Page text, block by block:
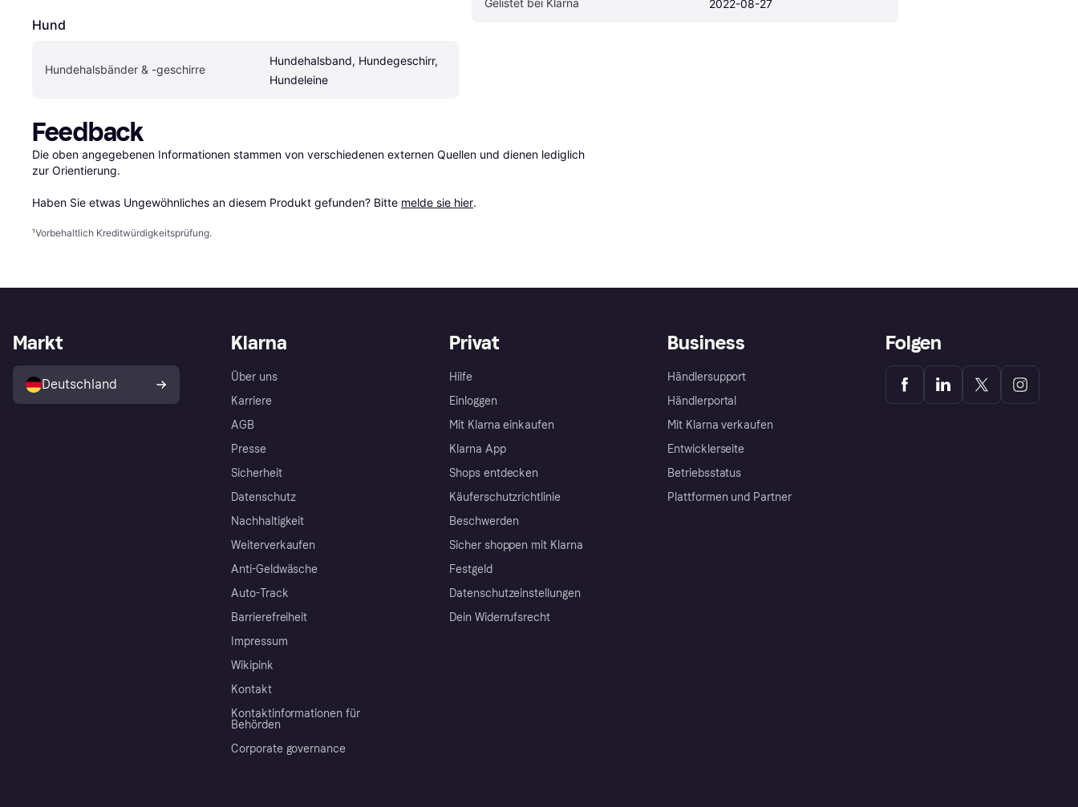
Hund
Hundehalsbänder & -geschirre
Hundehalsband, Hundegeschirr,
Hundeleine
2022-08-27
Feedback
Die oben angegebenen Informationen stammen von verschiedenen externen Quellen und dienen lediglich
zur Orientierung.
Haben Sie etwas Ungewöhnliches an diesem Produkt gefunden? Bitte melde sie hier.
¹Vorbehaltlich Kreditwürdigkeitsprüfung.
Klarna
Über uns
Karriere
AGB
Presse
Sicherheit
Datenschutz
Nachhaltigkeit
Weiterverkaufen
Anti-Geldwäsche
Auto-Track
Barrierefreiheit
Impressum
Wikipink
Kontakt
Kontaktinformationen für
Behörden
Corporate governance
Privat
Hilfe
Einloggen
Mit Klarna einkaufen
Klarna App
Shops entdecken
Käuferschutzrichtlinie
Beschwerden
Sicher shoppen mit Klarna
Festgeld
Datenschutzeinstellungen
Dein Widerrufsrecht
Business
Händlersupport
Händlerportal
Mit Klarna verkaufen
Entwicklerseite
Betriebsstatus
Plattformen und Partner
Markt
Deutschland
Folgen